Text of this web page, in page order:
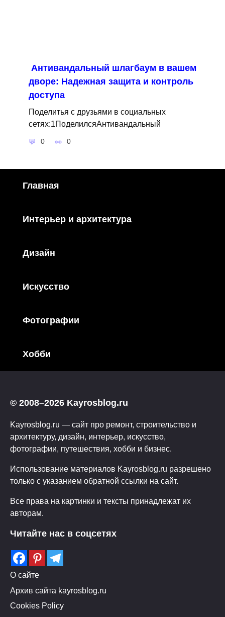
Антивандальный шлагбаум в вашем
дворе: Надежная защита и контроль
доступа
Поделитья с друзьями в социальных
сетях:1ПоделилсяАнтивандальный
0 0
Главная
Интерьер и архитектура
Дизайн
Искусство
Фотографии
Хобби
© 2008–2026 Kayrosblog.ru
Kayrosblog.ru — сайт про ремонт, строительство и
архитектуру, дизайн, интерьер, искусство,
фотографии, путешествия, хобби и бизнес.
Использование материалов Kayrosblog.ru разрешено
только с указанием обратной ссылки на сайт.
Все права на картинки и тексты принадлежат их
авторам.
Читайте нас в соцсетях
О сайте
Архив сайта kayrosblog.ru
Cookies Policy